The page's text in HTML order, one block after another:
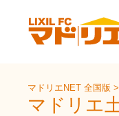
マドリエNET 全国版
マドリエ